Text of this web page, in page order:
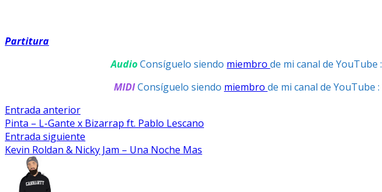
Partitura
AudioConsíguelo siendo miembrode mi canal de YouTube :
MIDIConsíguelo siendo miembro de mi canal de YouTube :
Navegación
De
Entradas
Entrada anteriorEntrada
anterior:
Pinta – L-Gante x Bizarrap ft. Pablo Lescano
Entrada siguiente
siguiente:
Kevin Roldan & Nicky Jam – Una Noche Mas